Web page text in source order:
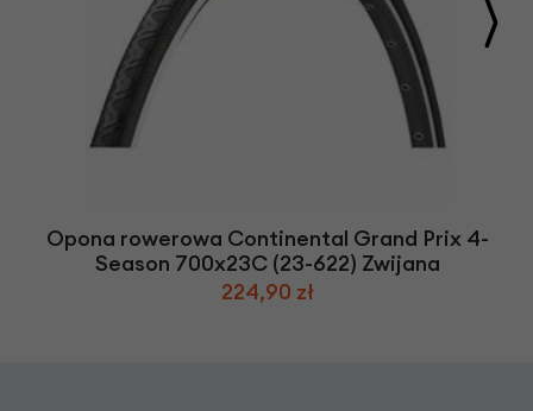
Opona rowerowa Continental Grand Prix 4-
Season 700x23C (23-622) Zwijana
224,90 zł